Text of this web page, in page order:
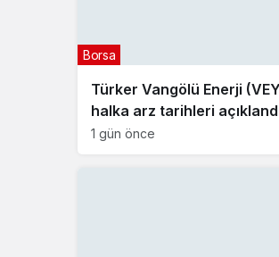
Türker Vangölü Enerji
halka arz tarihleri
Borsa
1 gün önce